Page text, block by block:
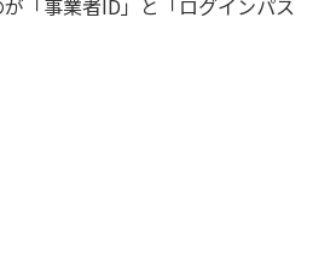
「事業者ID」と「ログインパス